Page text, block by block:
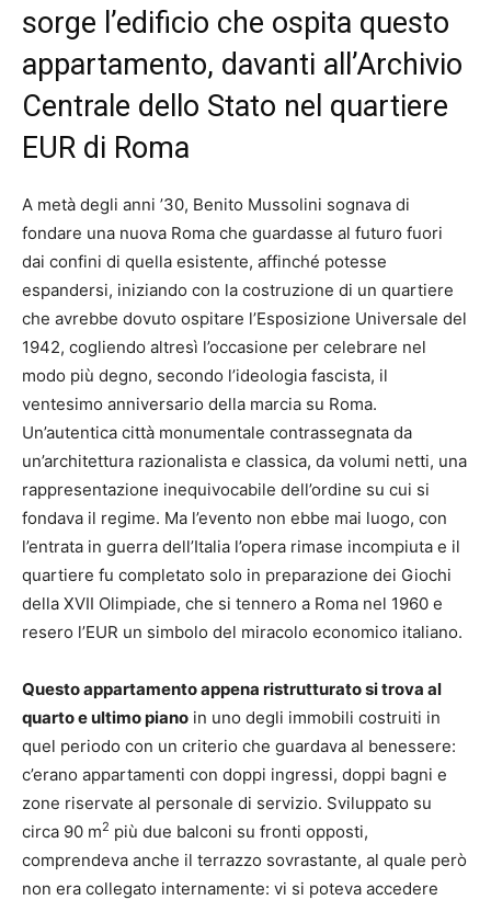
sorge l’edificio che ospita questo
appartamento, davanti all’Archivio
Centrale dello Stato nel quartiere
EUR di Roma
A metà degli anni ’30, Benito Mussolini sognava di
fondare una nuova Roma che guardasse al futuro fuori
dai confini di quella esistente, affinché potesse
espandersi, iniziando con la costruzione di un quartiere
che avrebbe dovuto ospitare l’Esposizione Universale del
1942, cogliendo altresì l’occasione per celebrare nel
modo più degno, secondo l’ideologia fascista, il
ventesimo anniversario della marcia su Roma.
Un’autentica città monumentale contrassegnata da
un’architettura razionalista e classica, da volumi netti, una
rappresentazione inequivocabile dell’ordine su cui si
fondava il regime. Ma l’evento non ebbe mai luogo, con
l’entrata in guerra dell’Italia l’opera rimase incompiuta e il
quartiere fu completato solo in preparazione dei Giochi
della XVII Olimpiade, che si tennero a Roma nel 1960 e
resero l’EUR un simbolo del miracolo economico italiano.
Questo appartamento appena ristrutturato si trova al
quarto e ultimo piano in uno degli immobili costruiti in
quel periodo con un criterio che guardava al benessere:
c’erano appartamenti con doppi ingressi, doppi bagni e
zone riservate al personale di servizio. Sviluppato su
circa 90 m2 più due balconi su fronti opposti,
comprendeva anche il terrazzo sovrastante, al quale però
non era collegato internamente: vi si poteva accedere